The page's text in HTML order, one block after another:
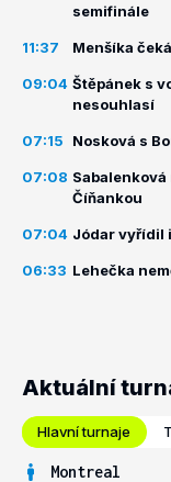
semifinále
11:37 Menšíka
09:04 Štěpánek s
nesouhlasí
07:15 Nosková s
07:08
Číňankou
07:04 Jódar vyřídil
06:33 Lehečka
Aktuální
Hlavní turnaje
Montreal